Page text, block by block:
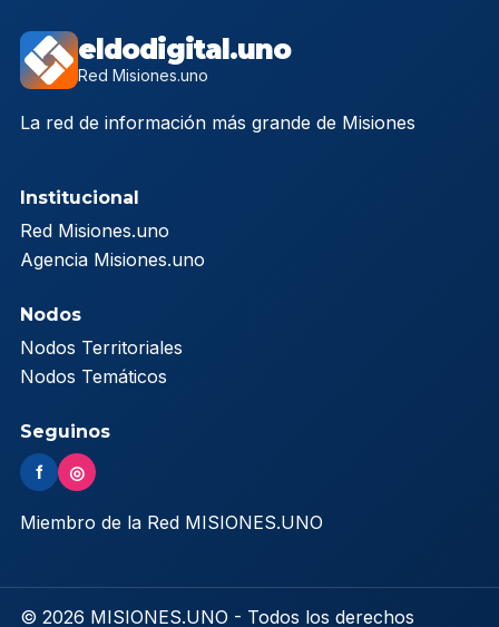
eldodigital.uno
Red Misiones.uno
La red de información más grande de Misiones
Institucional
Red Misiones.uno
Agencia Misiones.uno
Nodos
Nodos Territoriales
Nodos Temáticos
Seguinos
f ◎
Miembro de la Red MISIONES.UNO
© 2026 MISIONES.UNO - Todos los derechos